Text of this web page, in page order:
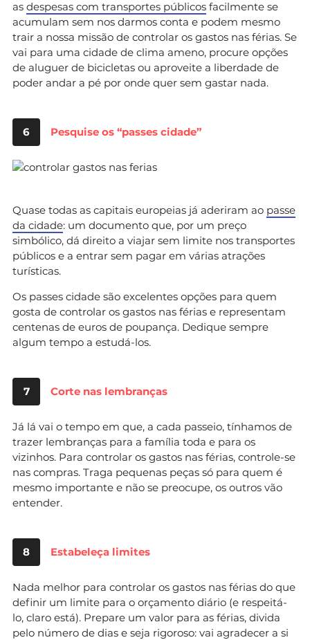
as despesas com transportes públicos facilmente se
acumulam sem nos darmos conta e podem mesmo
trair a nossa missão de controlar os gastos nas férias. Se
vai para uma cidade de clima ameno, procure opções
de aluguer de bicicletas ou aproveite a liberdade de
poder andar a pé por onde quer sem gastar nada.
6 Pesquise os “passes cidade”
Quase todas as capitais europeias já aderiram ao passe
da cidade: um documento que, por um preço
simbólico, dá direito a viajar sem limite nos transportes
públicos e a entrar sem pagar em várias atrações
turísticas.
Os passes cidade são excelentes opções para quem
gosta de controlar os gastos nas férias e representam
centenas de euros de poupança. Dedique sempre
algum tempo a estudá-los.
7 Corte nas lembranças
Já lá vai o tempo em que, a cada passeio, tínhamos de
trazer lembranças para a família toda e para os
vizinhos. Para controlar os gastos nas férias, controle-se
nas compras. Traga pequenas peças só para quem é
mesmo importante e não se preocupe, os outros vão
entender.
8 Estabeleça limites
Nada melhor para controlar os gastos nas férias do que
definir um limite para o orçamento diário (e respeitá-
lo, claro está). Prepare um valor para as férias, divida
pelo número de dias e seja rigoroso: vai agradecer a si